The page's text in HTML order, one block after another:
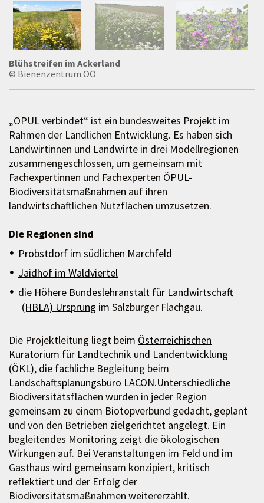
Blühstreifen im Ackerland
© Bienenzentrum OÖ
„ÖPUL verbindet“ ist ein bundesweites Projekt im
Rahmen der Ländlichen Entwicklung. Es haben sich
Landwirtinnen und Landwirte in drei Modellregionen
zusammengeschlossen, um gemeinsam mit
Fachexpertinnen und Fachexperten ÖPUL-
Biodiversitätsmaßnahmen auf ihren
landwirtschaftlichen Nutzflächen umzusetzen.
Die Regionen sind
Probstdorf im südlichen Marchfeld
Jaidhof im Waldviertel
die Höhere Bundeslehranstalt für Landwirtschaft
(HBLA) Ursprung im Salzburger Flachgau.
Die Projektleitung liegt beim Österreichischen
Kuratorium für Landtechnik und Landentwicklung
(ÖKL), die fachliche Begleitung beim
Landschaftsplanungsbüro LACON. ​ Unterschiedliche
Biodiversitätsflächen wurden in jeder Region
gemeinsam zu einem Biotopverbund gedacht, geplant
und von den Betrieben zielgerichtet angelegt. Ein
begleitendes Monitoring zeigt die ökologischen
Wirkungen auf. Bei Veranstaltungen im Feld und im
Gasthaus wird gemeinsam konzipiert, kritisch
reflektiert und der Erfolg der
Biodiversitätsmaßnahmen weitererzählt.